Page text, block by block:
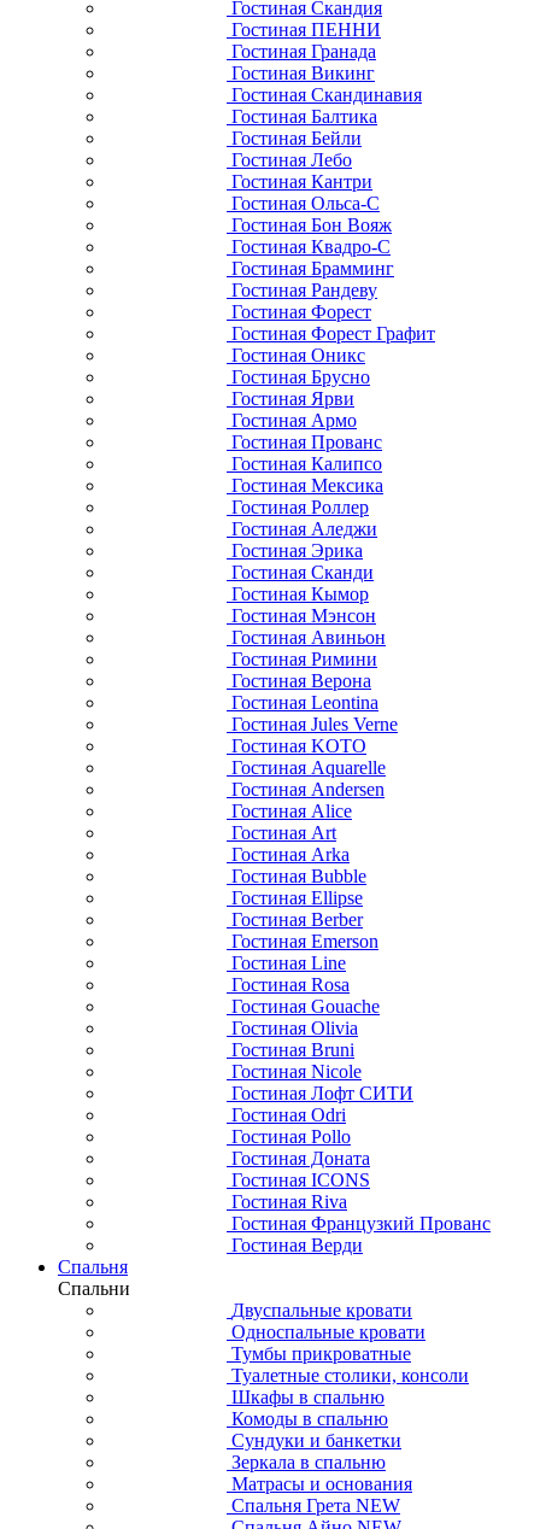
Гостиная Скандия
Гостиная ПЕННИ
Гостиная Гранада
Гостиная Викинг
Гостиная Скандинавия
Гостиная Балтика
Гостиная Бейли
Гостиная Лебо
Гостиная Кантри
Гостиная Ольса-С
Гостиная Бон Вояж
Гостиная Квадро-С
Гостиная Брамминг
Гостиная Рандеву
Гостиная Форест
Гостиная Форест Графит
Гостиная Оникс
Гостиная Брусно
Гостиная Ярви
Гостиная Армо
Гостиная Прованс
Гостиная Калипсо
Гостиная Мексика
Гостиная Роллер
Гостиная Аледжи
Гостиная Эрика
Гостиная Сканди
Гостиная Кымор
Гостиная Мэнсон
Гостиная Авиньон
Гостиная Римини
Гостиная Верона
Гостиная Leontina
Гостиная Jules Verne
Гостиная KOTO
Гостиная Aquarelle
Гостиная Andersen
Гостиная Alice
Гостиная Art
Гостиная Arka
Гостиная Bubble
Гостиная Ellipse
Гостиная Berber
Гостиная Emerson
Гостиная Line
Гостиная Rosa
Гостиная Gouache
Гостиная Olivia
Гостиная Bruni
Гостиная Nicole
Гостиная Лофт СИТИ
Гостиная Odri
Гостиная Pollo
Гостиная Доната
Гостиная ICONS
Гостиная Riva
Гостиная Французкий Прованс
Гостиная Верди
Спальня
Спальни
Двуспальные кровати
Односпальные кровати
Тумбы прикроватные
Туалетные столики, консоли
Шкафы в спальню
Комоды в спальню
Сундуки и банкетки
Зеркала в спальню
Матрасы и основания
Спальня Грета NEW